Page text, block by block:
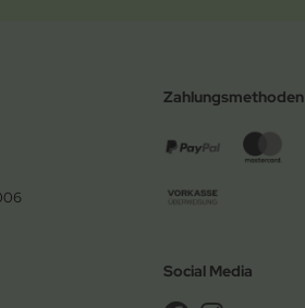
Zahlungsmethoden
Social Media